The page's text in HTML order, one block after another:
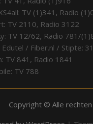
TV (1)341, Radio
TV 2110, Radio 3122
TV 12/62, Radio 781/
Edutel / Fiber.nl / Stipte:
TV 841, Radio 1841
TV 788
Copyright © Alle